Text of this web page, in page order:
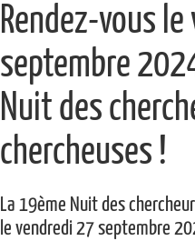
Rendez-vous
septembre
Nuit des
chercheuses !
La 19ème Nuit des
le vendredi 27 septembre